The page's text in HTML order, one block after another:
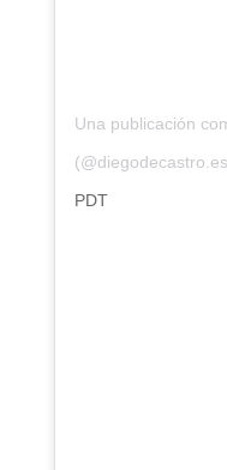
Una publicación
PDT